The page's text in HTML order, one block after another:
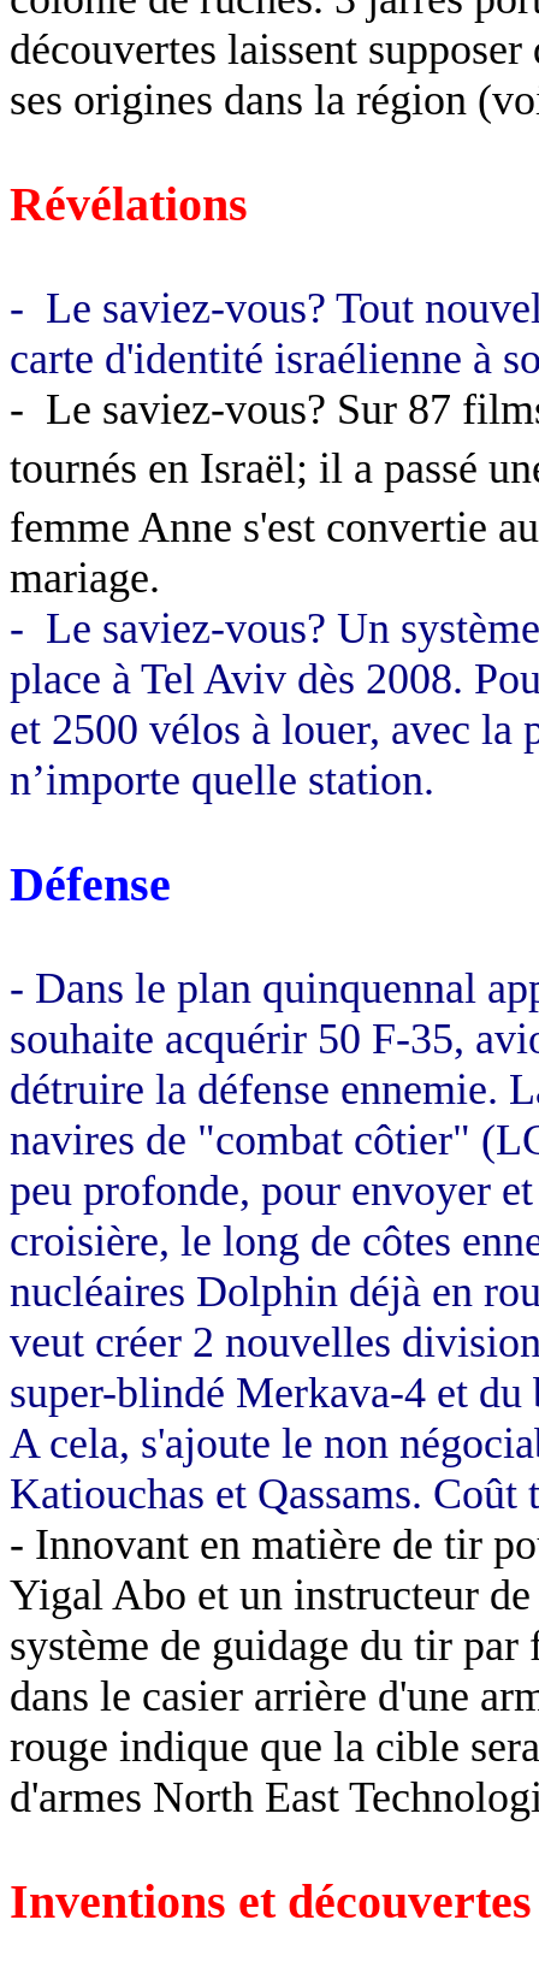
découvertes laissent
ses origines dans la région
Révélations
- Le saviez-vous? Tout
carte d'identité israélienne à
- Le saviez-vous? Sur 87
tournés en Israël; il a passé
femme Anne s'est convertie
mariage.
- Le saviez-vous? Un
place à Tel Aviv dès 2008.
et 2500 vélos à louer, avec la
n’importe quelle station.
Défense
- Dans le plan quinquennal
souhaite acquérir 50 F-35,
détruire la défense ennemie.
navires de "combat côtier"
peu profonde, pour envoyer
croisière, le long de côtes
nucléaires Dolphin déjà en
veut créer 2 nouvelles
super-blindé Merkava-4 et du
A cela, s'ajoute le non
Katiouchas et Qassams. Coût
- Innovant en matière de tir
Yigal Abo et un instructeur
système de guidage du tir
dans le casier arrière d'une
rouge indique que la cible
d'armes North East
Inventions et découvertes